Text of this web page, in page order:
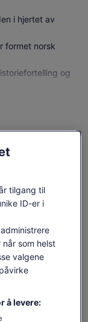
i hjertet av
formet norsk
og
tir. 11. aug.
200 kr
tilgang til
ID-er i
som helst
valgene
å levere: